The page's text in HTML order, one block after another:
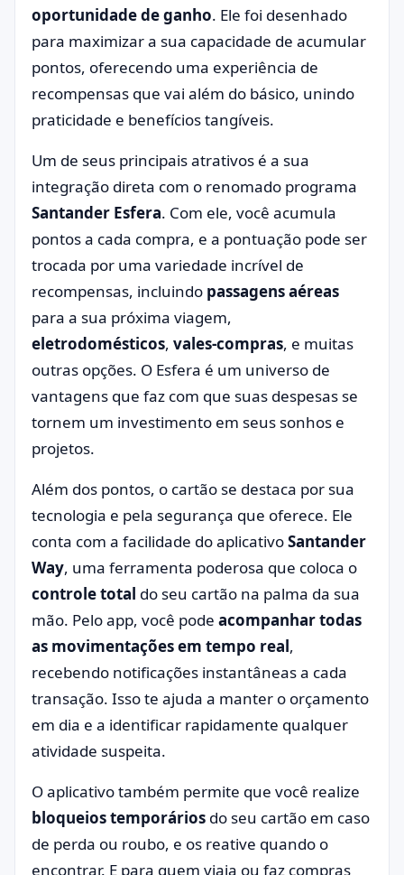
oportunidade de ganho. Ele foi desenhado
para maximizar a sua capacidade de acumular
pontos, oferecendo uma experiência de
recompensas que vai além do básico, unindo
praticidade e benefícios tangíveis.
Um de seus principais atrativos é a sua
integração direta com o renomado programa
Santander Esfera. Com ele, você acumula
pontos a cada compra, e a pontuação pode ser
trocada por uma variedade incrível de
recompensas, incluindo passagens aéreas
para a sua próxima viagem,
eletrodomésticos, vales-compras, e muitas
outras opções. O Esfera é um universo de
vantagens que faz com que suas despesas se
tornem um investimento em seus sonhos e
projetos.
Além dos pontos, o cartão se destaca por sua
tecnologia e pela segurança que oferece. Ele
conta com a facilidade do aplicativoSantander
Way, uma ferramenta poderosa que coloca o
controle total do seu cartão na palma da sua
mão. Pelo app, você pode acompanhar todas
as movimentações em tempo real,
recebendo notificações instantâneas a cada
transação. Isso te ajuda a manter o orçamento
em dia e a identificar rapidamente qualquer
atividade suspeita.
O aplicativo também permite que você realize
bloqueios temporários do seu cartão em caso
de perda ou roubo, e os reative quando o
encontrar. E para quem viaja ou faz compras